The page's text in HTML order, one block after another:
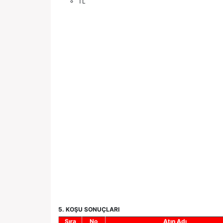
5. KOŞU SONUÇLARI
Sıra
No Atın Adı